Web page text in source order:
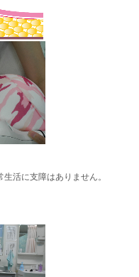
活に支障はありません。